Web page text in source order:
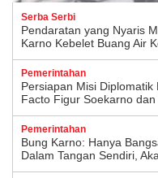
Serba Serbi
Pendaratan yang Nyaris
Karno Kebelet Buang Air
Pemerintahan
Persiapan Misi
Facto Figur Soekarno
Pemerintahan
Bung Karno: Hanya
Dalam Tangan Sendiri,